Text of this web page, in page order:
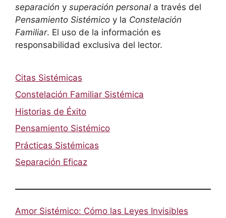
separación y superación personal a través del
Pensamiento Sistémico y la Constelación
Familiar. El uso de la información es
responsabilidad exclusiva del lector.
Citas Sistémicas
Constelación Familiar Sistémica
Historias de Éxito
Pensamiento Sistémico
Prácticas Sistémicas
Separación Eficaz
Amor Sistémico: Cómo las Leyes Invisibles